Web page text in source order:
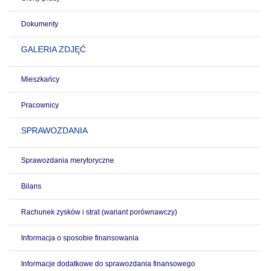
Dokumenty
GALERIA ZDJĘĆ
Mieszkańcy
Pracownicy
SPRAWOZDANIA
Sprawozdania merytoryczne
Bilans
Rachunek zysków i strat (wariant porównawczy)
Informacja o sposobie finansowania
Informacje dodatkowe do sprawozdania finansowego